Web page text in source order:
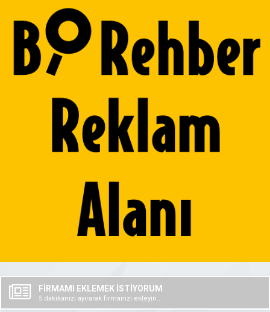
FİRMAMI EKLEMEK İSTİYORUM
5 dakikanızı ayırarak firmanızı ekleyin..